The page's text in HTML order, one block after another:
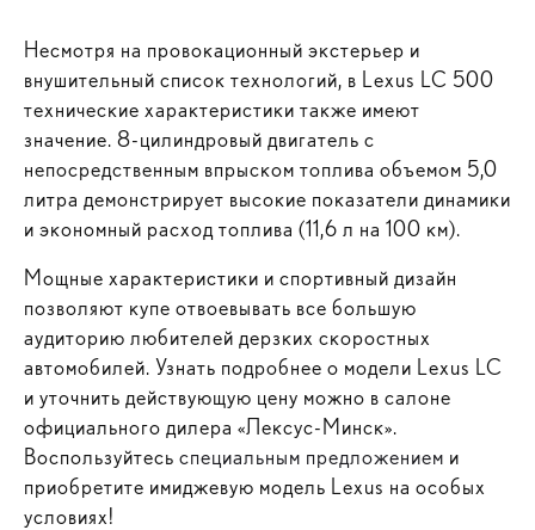
Несмотря на провокационный экстерьер и
внушительный список технологий, в Lexus LC 500
технические характеристики также имеют
значение. 8-цилиндровый двигатель с
непосредственным впрыском топлива объемом 5,0
литра демонстрирует высокие показатели динамики
и экономный расход топлива (11,6 л на 100 км).
Мощные характеристики и спортивный дизайн
позволяют купе отвоевывать все большую
аудиторию любителей дерзких скоростных
автомобилей. Узнать подробнее о модели Lexus LC
и уточнить действующую цену можно в салоне
официального дилера «Лексус-Минск».
Воспользуйтесь специальным предложением и
приобретите имиджевую модель Lexus на особых
условиях!